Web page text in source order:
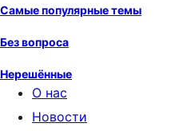
Самые популярные темы
Без вопроса
Нерешённые
О нас
Новости